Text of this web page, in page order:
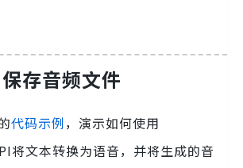
存音频文件
代码示例，演示如何使用
将文本转换为语音，并将生成的音